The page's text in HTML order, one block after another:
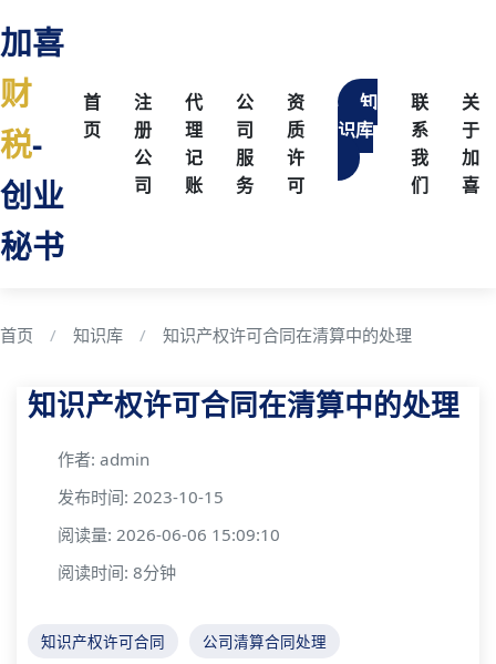
加喜
财
税-
创业
秘书
首
页
注
册
公
司
代
理
记
账
公
司
服
务
资
质
许
可
知
识库
联
系
我
们
关
于
加
喜
首页 知识库 知识产权许可合同在清算中的处理
知识产权许可合同在清算中的处理
作者: admin
发布时间: 2023-10-15
阅读量: 2026-06-06 15:09:10
阅读时间: 8分钟
知识产权许可合同 公司清算合同处理